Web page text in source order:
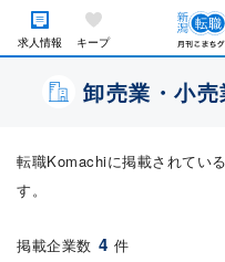
求人情報 キープ
卸売業・小
転職Komachiに掲載されてい
す。
掲載企業数 4 件